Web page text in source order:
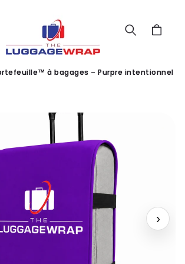
Chariot
à bagages – Purpre intentionnel
›